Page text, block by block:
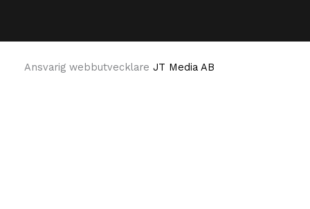
Ansvarig webbutvecklare JT Media AB